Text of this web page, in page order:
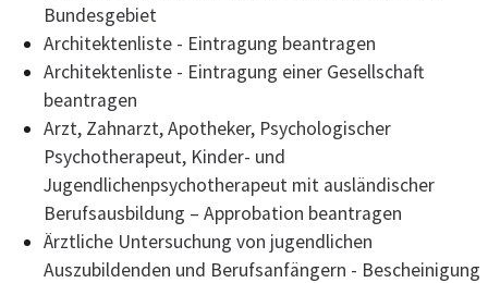
Bundesgebiet
Architektenliste - Eintragung beantragen
Architektenliste - Eintragung einer Gesellschaft
beantragen
Arzt, Zahnarzt, Apotheker, Psychologischer
Psychotherapeut, Kinder- und
Jugendlichenpsychotherapeut mit ausländischer
Berufsausbildung – Approbation beantragen
Ärztliche Untersuchung von jugendlichen
Auszubildenden und Berufsanfängern - Bescheinigung